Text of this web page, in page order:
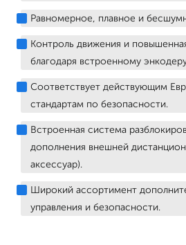
Равномерное, плавное и
Контроль движения и
благодаря встроенному
Соответствует действующим
стандартам по безопасности.
Встроенная система
дополнения внешней
аксессуар).
Широкий ассортимент
управления и безопасности.